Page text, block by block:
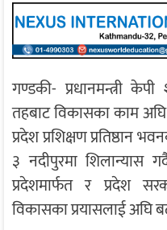
गण्डकी- प्रधानमन्त्री
तहबाट विकासका काम
प्रदेश प्रशिक्षण प्रतिष्ठान
३ नदीपुरमा शिलान्यास
प्रदेशमार्फत र प्रदेश
विकासका प्रयासलाई अघि